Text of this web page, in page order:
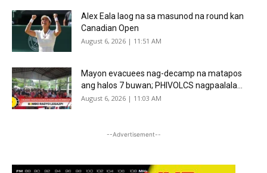
Alex Eala laog na sa masunod na round kan
Canadian Open
August 6, 2026 | 11:51 AM
Mayon evacuees nag-decamp na matapos
ang halos 7 buwan; PHIVOLCS nagpaalala...
August 6, 2026 | 11:03 AM
--Advertisement--